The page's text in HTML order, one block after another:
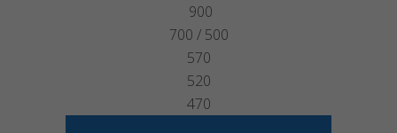
900
700 / 500
570
520
470